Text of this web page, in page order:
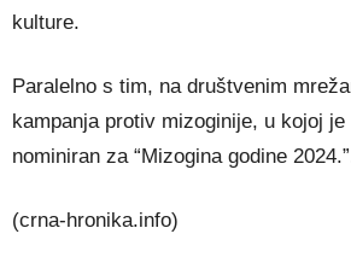
kulture.
Paralelno s tim, na društvenim
kampanja protiv mizoginije, u kojoj
nominiran za “Mizogina godine
(crna-hronika.info)